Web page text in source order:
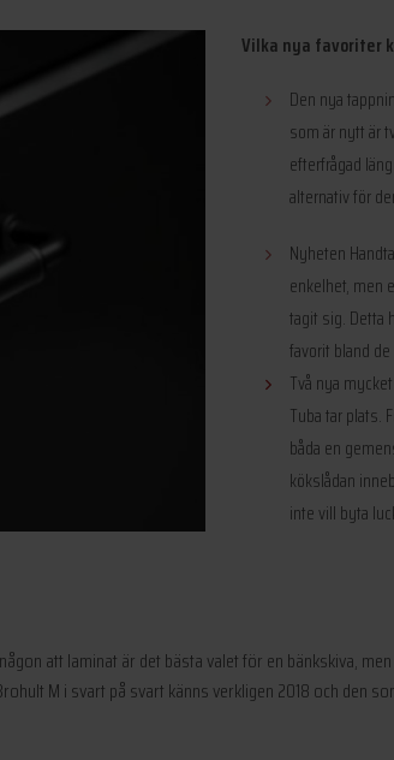
Vilka nya favoriter
Den nya
som är nytt är
efterfrågad
alternativ för
Nyheten
enkelhet, men
tagit sig. Detta
favorit bland
Två nya
Tuba tar plats.
båda en
kökslådan
inte vill byta
att laminat är det bästa valet för en bänkskiva,
M i svart på svart känns verkligen 2018 och den